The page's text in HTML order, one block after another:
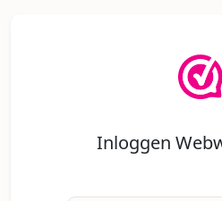
Inloggen